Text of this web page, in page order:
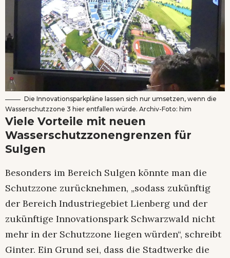
Die Innovationsparkpläne lassen sich nur umsetzen, wenn die
Wasserschutzzone 3 hier entfallen würde. Archiv-Foto: him
Viele Vorteile mit neuen
Wasserschutzzonengrenzen für
Sulgen
Besonders im Bereich Sulgen könnte man die
Schutzzone zurücknehmen, „sodass zukünftig
der Bereich Industriegebiet Lienberg und der
zukünftige Innovationspark Schwarzwald nicht
mehr in der Schutzzone liegen würden“, schreibt
Ginter. Ein Grund sei, dass die Stadtwerke die